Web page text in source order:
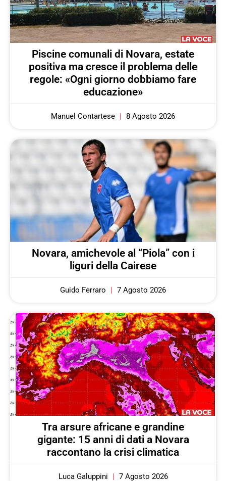
Piscine comunali di Novara, estate
positiva ma cresce il problema delle
regole: «Ogni giorno dobbiamo fare
educazione»
Manuel Contartese 8 Agosto 2026
Novara, amichevole al “Piola” con i
liguri della Cairese
Guido Ferraro 7 Agosto 2026
Tra arsure africane e grandine
gigante: 15 anni di dati a Novara
raccontano la crisi climatica
Luca Galuppini 7 Agosto 2026